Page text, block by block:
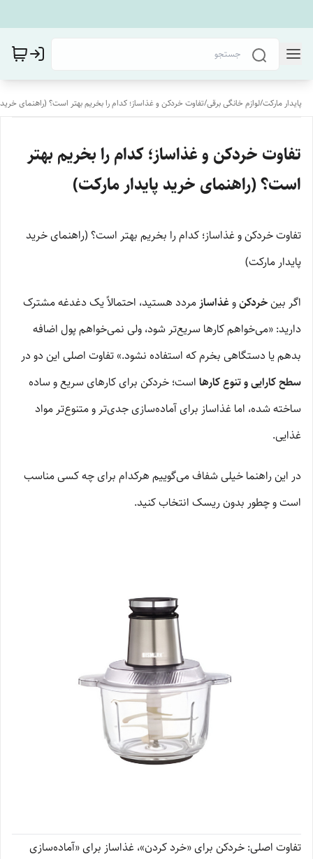
پایدار مارکت/لوازم خانگی برقی/تفاوت خردکن و غذاساز؛ کدام را بخریم بهتر است؟ (راهنمای
تفاوت خردکن و غذاساز؛ کدام را بخریم بهتر
است؟ (راهنمای خرید پایدار مارکت)
تفاوت خردکن و غذاساز؛ کدام را بخریم بهتر است؟ (راهنمای خرید
پایدار مارکت)
اگر بینخردکنوغذاسازمردد هستید، احتمالاً یک دغدغه مشترک
دارید: «می‌خواهم کارها سریع‌تر شود، ولی نمی‌خواهم پول اضافه
بدهم یا دستگاهی بخرم که استفاده نشود.» تفاوت اصلی این دو در
سطح کارایی و تنوع کارها است؛ خردکن برای کارهای سریع و ساده
ساخته شده، اما غذاساز برای آماده‌سازی جدی‌تر و متنوع‌تر مواد
غذایی.
در این راهنما خیلی شفاف می‌گوییم هرکدام برای چه کسی مناسب
است و چطور بدون ریسک انتخاب کنید.
تفاوت اصلی: خردکن برای «خرد کردن»، غذاساز برای «آماده‌سازی